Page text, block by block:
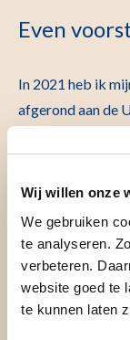
Wij willen onze
We gebruiken
te analyseren.
verbeteren.
website goed te
te kunnen laten
Even
In 2021 heb ik
afgerond aan de
onderliggend
verschillende
gevolgd in de
Eerder heb ik
Oncogenomics
(NKI) en bij